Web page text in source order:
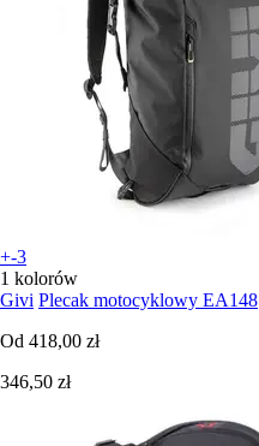
+-3
1 kolorów
Givi Plecak motocyklowy EA148
Od 418,00 zł
346,50 zł